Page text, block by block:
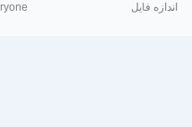
اندازه فایل